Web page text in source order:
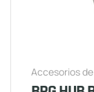
Accesorios